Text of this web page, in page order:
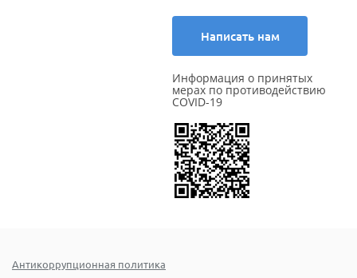
Написать нам
Информация о принятых
мерах по противодействию
COVID-19
Антикоррупционная политика